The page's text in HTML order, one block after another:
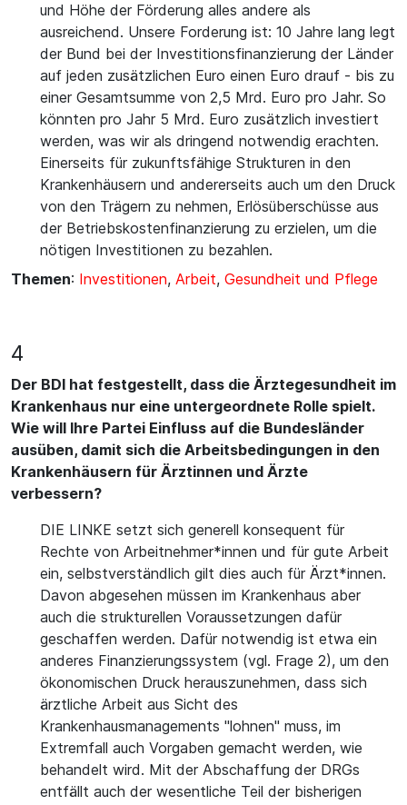
und Höhe der Förderung alles andere als
ausreichend. Unsere Forderung ist: 10 Jahre lang legt
der Bund bei der Investitionsfinanzierung der Länder
auf jeden zusätzlichen Euro einen Euro drauf - bis zu
einer Gesamtsumme von 2,5 Mrd. Euro pro Jahr. So
könnten pro Jahr 5 Mrd. Euro zusätzlich investiert
werden, was wir als dringend notwendig erachten.
Einerseits für zukunftsfähige Strukturen in den
Krankenhäusern und andererseits auch um den Druck
von den Trägern zu nehmen, Erlösüberschüsse aus
der Betriebskostenfinanzierung zu erzielen, um die
nötigen Investitionen zu bezahlen.
Themen: Investitionen, Arbeit, Gesundheit und Pflege
4
Der BDI hat festgestellt, dass die Ärztegesundheit im
Krankenhaus nur eine untergeordnete Rolle spielt.
Wie will Ihre Partei Einfluss auf die Bundesländer
ausüben, damit sich die Arbeitsbedingungen in den
Krankenhäusern für Ärztinnen und Ärzte
verbessern?
DIE LINKE setzt sich generell konsequent für
Rechte von Arbeitnehmer*innen und für gute Arbeit
ein, selbstverständlich gilt dies auch für Ärzt*innen.
Davon abgesehen müssen im Krankenhaus aber
auch die strukturellen Voraussetzungen dafür
geschaffen werden. Dafür notwendig ist etwa ein
anderes Finanzierungssystem (vgl. Frage 2), um den
ökonomischen Druck herauszunehmen, dass sich
ärztliche Arbeit aus Sicht des
Krankenhausmanagements "lohnen" muss, im
Extremfall auch Vorgaben gemacht werden, wie
behandelt wird. Mit der Abschaffung der DRGs
entfällt auch der wesentliche Teil der bisherigen